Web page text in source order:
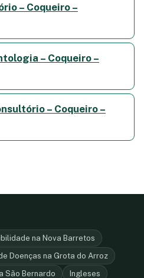
– Coqueiro –
– Coqueiro –
– Coqueiro –
na Nova Barretos
Doenças na Grota do Arroz
São Bernardo Ingleses